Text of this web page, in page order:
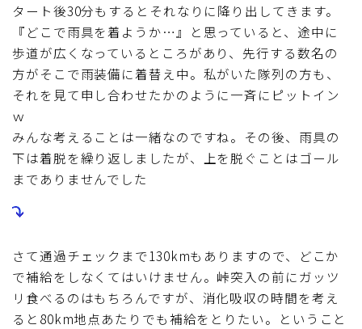
タート後30分もするとそれなりに降り出してきます。
『どこで雨具を着ようか…』と思っていると、途中に
歩道が広くなっているところがあり、先行する数名の
方がそこで雨装備に着替え中。私がいた隊列の方も、
それを見て申し合わせたかのように一斉にピットイン
ｗ
みんな考えることは一緒なのですね。その後、雨具の
下は着脱を繰り返しましたが、上を脱ぐことはゴール
までありませんでした
さて通過チェックまで130kmもありますので、どこか
で補給をしなくてはいけません。峠突入の前にガッツ
リ食べるのはもちろんですが、消化吸収の時間を考え
ると80km地点あたりでも補給をとりたい。ということ